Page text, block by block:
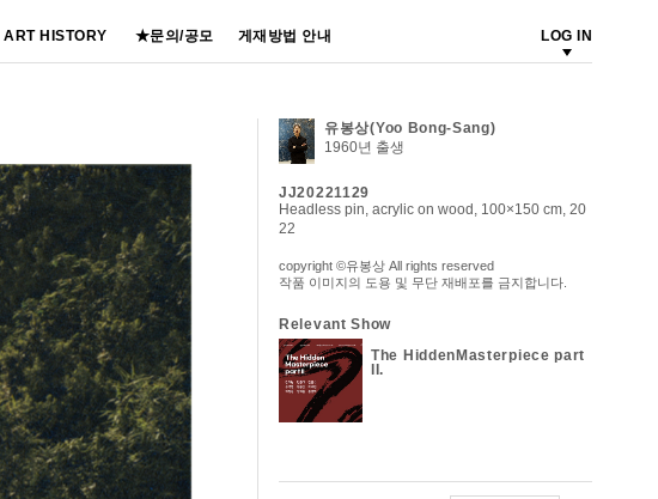
ART HISTORY ★문의/공모 게재방법 안내 LOG IN
유봉상(Yoo Bong-Sang)
1960년 출생
JJ20221129
Headless pin, acrylic on wood, 100×150 cm, 20
22
copyright ©유봉상 All rights reserved
작품 이미지의 도용 및 무단 재배포를 금지합니다.
Relevant Show
The HiddenMasterpiece part
II.